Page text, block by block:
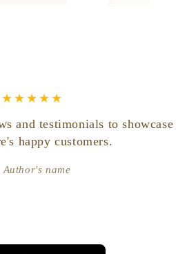
and testimonials to showcase
happy customers.
Author's name